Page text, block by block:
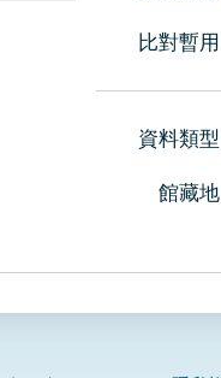
比對暫用
資料類型
館藏地